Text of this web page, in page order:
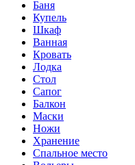
Баня
Купель
Шкаф
Ванная
Кровать
Лодка
Стол
Сапог
Балкон
Маски
Ножи
Хранение
Спальное место